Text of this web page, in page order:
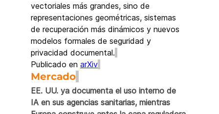
vectoriales más grandes, sino de
representaciones geométricas, sistemas
de recuperación más dinámicos y nuevos
modelos formales de seguridad y
privacidad documental.
Publicado en arXiv
Mercado
EE. UU. ya documenta el uso interno de
IA en sus agencias sanitarias, mientras